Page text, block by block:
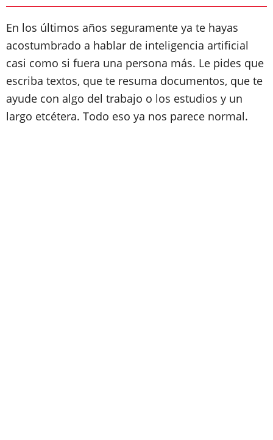
En los últimos años seguramente ya te hayas
acostumbrado a hablar de inteligencia artificial
casi como si fuera una persona más. Le pides que
escriba textos, que te resuma documentos, que te
ayude con algo del trabajo o los estudios y un
largo etcétera. Todo eso ya nos parece normal.